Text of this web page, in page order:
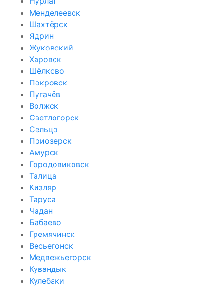
Менделеевск
Шахтёрск
Ядрин
Жуковский
Харовск
Щёлково
Покровск
Пугачёв
Волжск
Светлогорск
Сельцо
Приозерск
Амурск
Городовиковск
Талица
Кизляр
Таруса
Чадан
Бабаево
Гремячинск
Весьегонск
Медвежьегорск
Кувандык
Кулебаки